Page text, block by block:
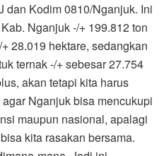
dan Kodim 0810/Nganjuk. Ini
Nganjuk -/+ 199.812 ton
28.019 hektare, sedangkan
ternak -/+ sebesar 27.754
akan tetapi kita harus
Nganjuk bisa mencukupi
maupun nasional, apalagi
kita rasakan bersama.